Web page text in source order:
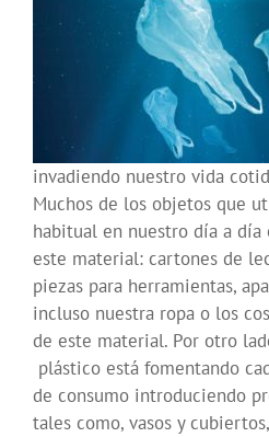
invadiendo nuestro vida
Muchos de los objetos que
habitual en nuestro día a día
este material: cartones de
piezas para herramientas,
incluso nuestra ropa o los
de este material. Por otro
plástico está fomentando
de consumo introduciendo
tales como, vasos y